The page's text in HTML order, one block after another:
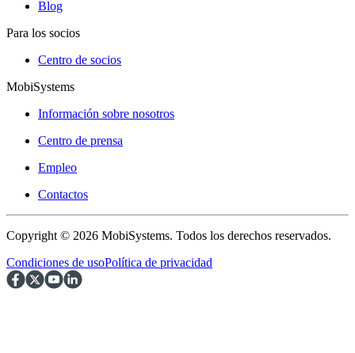
Blog
Para los socios
Centro de socios
MobiSystems
Información sobre nosotros
Centro de prensa
Empleo
Contactos
Copyright © 2026 MobiSystems. Todos los derechos reservados.
Condiciones de usoPolítica de privacidad